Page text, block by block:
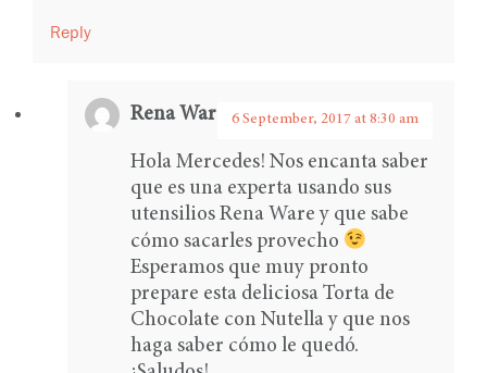
Reply
Rena Ware International says:
6 September, 2017 at 8:30 am
Hola Mercedes! Nos encanta saber
que es una experta usando sus
utensilios Rena Ware y que sabe
cómo sacarles provecho
Esperamos que muy pronto
prepare esta deliciosa Torta de
Chocolate con Nutella y que nos
haga saber cómo le quedó.